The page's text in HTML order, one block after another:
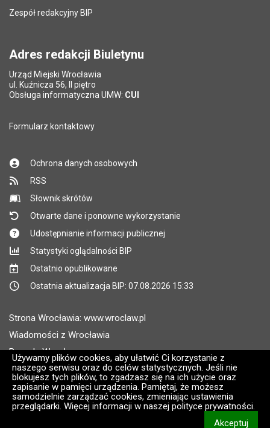
Używamy plików cookies, aby ułatwić Ci korzystanie z
naszego serwisu oraz do celów statystycznych. Jeśli nie
blokujesz tych plików, to zgadzasz się na ich użycie oraz
zapisanie w pamięci urządzenia. Pamiętaj, że możesz
samodzielnie zarządzać cookies, zmieniając ustawienia
przeglądarki. Więcej informacji w naszej polityce prywatności.
Akceptuj
Pytanie antyspamowe
*
Pole wymagane
Zespół redakcyjny BIP
Adres redakcji Biuletynu
Urząd Miejski Wrocławia
ul. Kuźnicza 56, II piętro
Obsługa informatyczna UMW: CUI
Formularz kontaktowy
Ochrona danych osobowych
RSS
Słownik skrótów
Otwarte dane i ponowne wykorzystanie
Udostępnianie informacji publicznej
Statystyki oglądalności BIP
Ostatnio opublikowane
Ostatnia aktualizacja BIP: 07.08.2026 15:33
Strona Wrocławia: www.wroclaw.pl
Wiadomości z Wrocławia
Pogoda Wrocław
Rozkłady jazdy MPK Wrocław
Administratorem wroclaw.pl jest: ARAW
Wersja systemu: 2.8.30.09